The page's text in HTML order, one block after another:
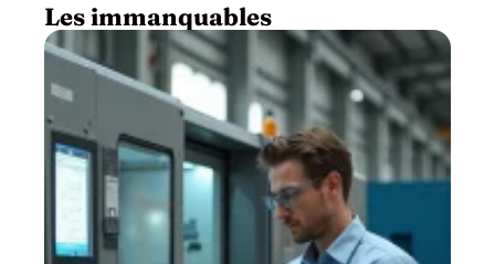
Les immanquables